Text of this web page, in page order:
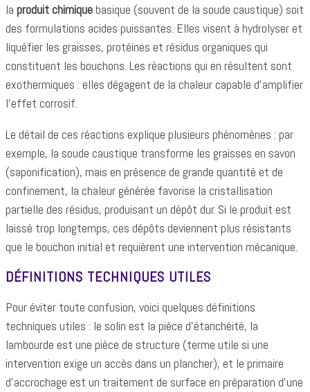
la produit chimiquebasique (souvent de la soude caustique) soit
des formulations acides puissantes. Elles visent à hydrolyser et
liquéfier les graisses, protéines et résidus organiques qui
constituent les bouchons. Les réactions qui en résultent sont
exothermiques : elles dégagent de la chaleur capable d’amplifier
l’effet corrosif.
Le détail de ces réactions explique plusieurs phénomènes : par
exemple, la soude caustique transforme les graisses en savon
(saponification), mais en présence de grande quantité et de
confinement, la chaleur générée favorise la cristallisation
partielle des résidus, produisant un dépôt dur. Si le produit est
laissé trop longtemps, ces dépôts deviennent plus résistants
que le bouchon initial et requièrent une intervention mécanique.
DÉFINITIONS TECHNIQUES UTILES
Pour éviter toute confusion, voici quelques définitions
techniques utiles : le solin est la pièce d’étanchéité, la
lambourde est une pièce de structure (terme utile si une
intervention exige un accès dans un plancher), et le primaire
d’accrochage est un traitement de surface en préparation d’une